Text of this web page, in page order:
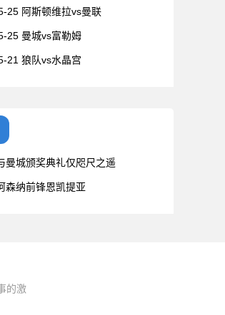
25 阿斯顿维拉vs曼联
25 曼城vs富勒姆
21 狼队vs水晶宫
曼城颁奖典礼仅咫尺之遥
森纳前锋恩凯提亚
的激